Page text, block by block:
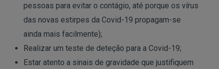
pessoas para evitar o contágio, até porque os vírus
das novas estirpes da Covid-19 propagam-se
ainda mais facilmente);
Realizar um teste de deteção para a Covid-19;
Estar atento a sinais de gravidade que justifiquem